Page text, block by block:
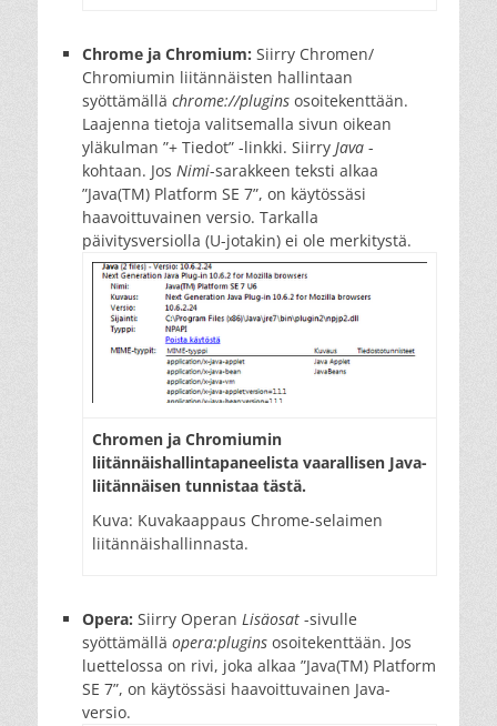
Chrome ja Chromium: Siirry Chromen/
Chromiumin liitännäisten hallintaan
syöttämällä chrome://plugins osoitekenttään.
Laajenna tietoja valitsemalla sivun oikean
yläkulman ”+ Tiedot” -linkki. Siirry Java -
kohtaan. Jos Nimi-sarakkeen teksti alkaa
”Java(TM) Platform SE 7”, on käytössäsi
haavoittuvainen versio. Tarkalla
päivitysversiolla (U-jotakin) ei ole merkitystä.
Chromen ja Chromiumin
liitännäishallintapaneelista vaarallisen Java-
liitännäisen tunnistaa tästä.
Kuva: Kuvakaappaus Chrome-selaimen
liitännäishallinnasta.
Opera: Siirry Operan Lisäosat -sivulle
syöttämällä opera:plugins osoitekenttään. Jos
luettelossa on rivi, joka alkaa ”Java(TM) Platform
SE 7”, on käytössäsi haavoittuvainen Java-
versio.